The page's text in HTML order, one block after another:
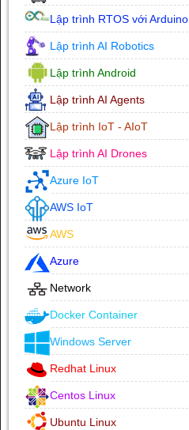
Lập trình RTOS với Arduino
Lập trình AI Robotics
Lập trình Android
Lập trình AI Agents
Lập trình IoT - AIoT
Lập trình AI Drones
Azure IoT
AWS IoT
AWS
Azure
Network
Docker Container
Windows Server
Redhat Linux
Centos Linux
Ubuntu Linux